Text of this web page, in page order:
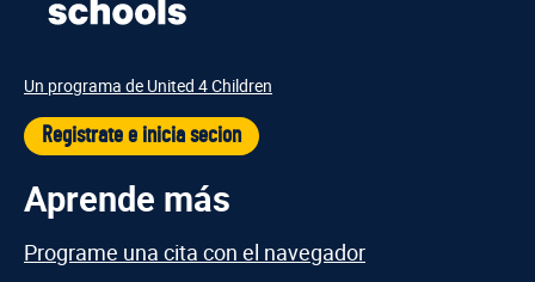
Un programa de United 4 Children
Registrate e inicia secion
Aprende más
Programe una cita con el navegador